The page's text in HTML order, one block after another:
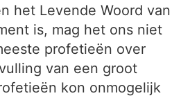
het Levende Woord van
is, mag het ons niet
profetieën over
van een groot
kon onmogelijk